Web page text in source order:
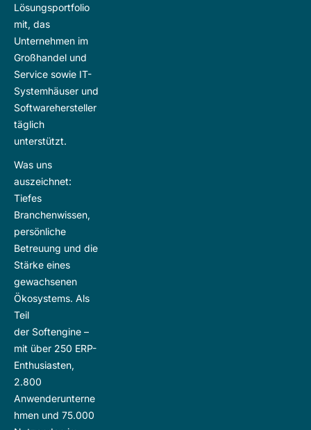
Lösungsportfolio
mit, das
Unternehmen im
Großhandel und
Service sowie IT-
Systemhäuser und
Softwarehersteller
täglich
unterstützt.
Was uns
auszeichnet:
Tiefes
Branchenwissen,
persönliche
Betreuung und die
Stärke eines
gewachsenen
Ökosystems. Als
Teil
der Softengine –
mit über 250 ERP-
Enthusiasten,
2.800
Anwenderunterne
hmen und 75.000